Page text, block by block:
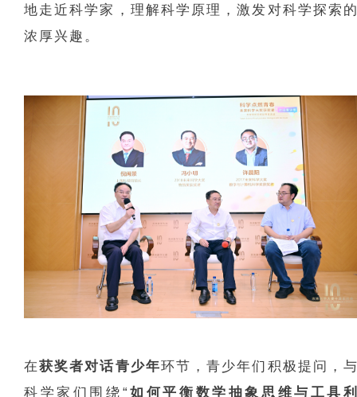
地走近科学家，理解科学原理，激发对科学探索
浓厚兴趣。
在获奖者对话青少年环节，青少年们积极提问，
科学家们围绕“ 如何平衡数学抽象思维与工具